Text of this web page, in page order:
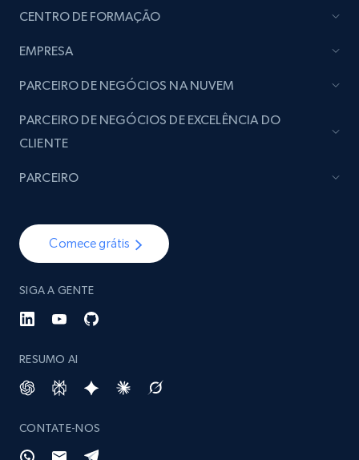
CENTRO DE FORMAÇÃO
EMPRESA
Comece grátis
SIGA A GENTE
RESUMO AI
CONTATE-NOS
PARCEIRO DE NEGÓCIOS NA NUVEM
PARCEIRO DE NEGÓCIOS DE EXCELÊNCIA DO
CLIENTE
PARCEIRO